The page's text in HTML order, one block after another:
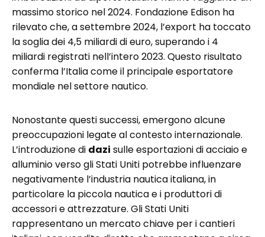
massimo storico nel 2024. Fondazione Edison ha
rilevato che, a settembre 2024, l’export ha toccato
la soglia dei 4,5 miliardi di euro, superando i 4
miliardi registrati nell’intero 2023. Questo risultato
conferma l’Italia come il principale esportatore
mondiale nel settore nautico.
Nonostante questi successi, emergono alcune
preoccupazioni legate al contesto internazionale.
L’introduzione di dazi sulle esportazioni di acciaio e
alluminio verso gli Stati Uniti potrebbe influenzare
negativamente l’industria nautica italiana, in
particolare la piccola nautica e i produttori di
accessori e attrezzature. Gli Stati Uniti
rappresentano un mercato chiave per i cantieri